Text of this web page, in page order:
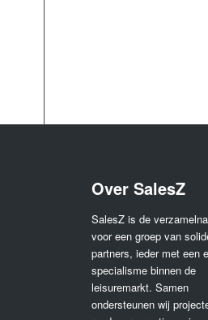
Over SalesZ
SalesZ is de
voor een groep van
partners, ieder met een
specialisme binnen de
leisuremarkt. Samen
ondersteunen wij